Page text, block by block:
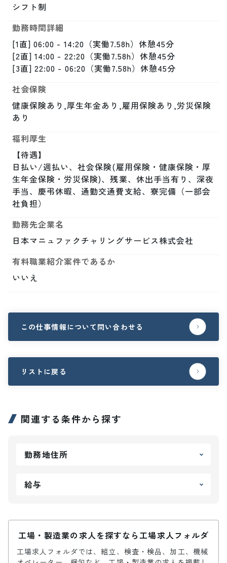
シフト制
勤務時間詳細
[1直] 06:00 - 14:20（実働7.58h）休憩45分
[2直] 14:00 - 22:20（実働7.58h）休憩45分
[3直] 22:00 - 06:20（実働7.58h）休憩45分
社会保険
健康保険あり,厚生年金あり,雇用保険あり,労災保険
あり
福利厚生
【待遇】
日払い/週払い、社会保険(雇用保険・健康保険・厚
生年金保険・労災保険)、残業、休出手当有り、深夜
手当、慶弔休暇、通勤交通費支給、寮完備（一部会
社負担）
勤務先企業名
日本マニュファクチャリングサービス株式会社
有料職業紹介案件であるか
いいえ
この仕事情報について問い合わせる
リストに戻る
関連する条件から探す
勤務地住所
給与
工場・製造業の求人を探すなら工場求人フォルダ
工場求人フォルダでは、組立、検査・検品、加工、機械